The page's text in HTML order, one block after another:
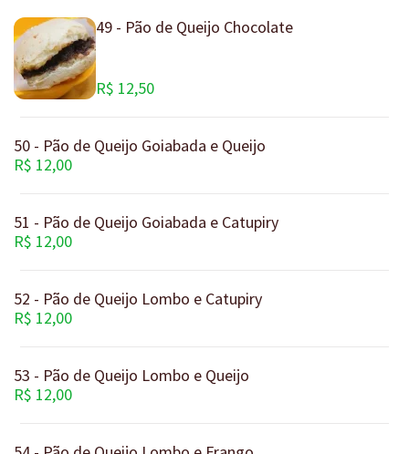
49 - Pão de Queijo Chocolate
R$ 12,50
50 - Pão de Queijo Goiabada e Queijo
R$ 12,00
51 - Pão de Queijo Goiabada e Catupiry
R$ 12,00
52 - Pão de Queijo Lombo e Catupiry
R$ 12,00
53 - Pão de Queijo Lombo e Queijo
R$ 12,00